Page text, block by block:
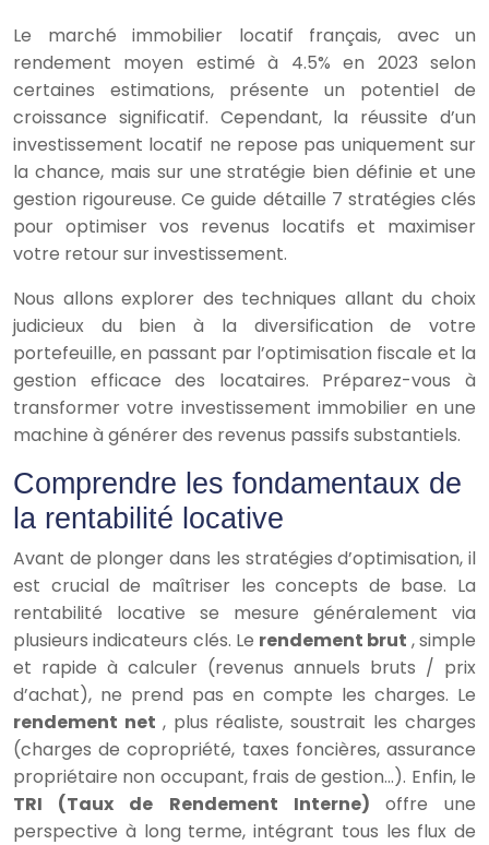
Le marché immobilier locatif français, avec un
rendement moyen estimé à 4.5% en 2023 selon
certaines estimations, présente un potentiel de
croissance significatif. Cependant, la réussite d’un
investissement locatif ne repose pas uniquement sur
la chance, mais sur une stratégie bien définie et une
gestion rigoureuse. Ce guide détaille 7 stratégies clés
pour optimiser vos revenus locatifs et maximiser
votre retour sur investissement.
Nous allons explorer des techniques allant du choix
judicieux du bien à la diversification de votre
portefeuille, en passant par l’optimisation fiscale et la
gestion efficace des locataires. Préparez-vous à
transformer votre investissement immobilier en une
machine à générer des revenus passifs substantiels.
Comprendre les fondamentaux de
la rentabilité locative
Avant de plonger dans les stratégies d’optimisation, il
est crucial de maîtriser les concepts de base. La
rentabilité locative se mesure généralement via
plusieurs indicateurs clés. Le rendement brut , simple
et rapide à calculer (revenus annuels bruts / prix
d’achat), ne prend pas en compte les charges. Le
rendement net , plus réaliste, soustrait les charges
(charges de copropriété, taxes foncières, assurance
propriétaire non occupant, frais de gestion…). Enfin, le
TRI (Taux de Rendement Interne) offre une
perspective à long terme, intégrant tous les flux de